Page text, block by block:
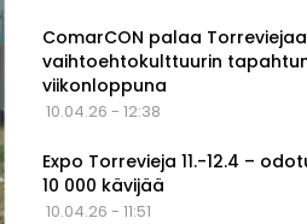
ComarCON palaa
vaihtoehtokulttuurin
viikonloppuna
10.04.26 - 12:38
Expo Torrevieja 11.-12.4 –
10 000 kävijää
10.04.26 - 11:51